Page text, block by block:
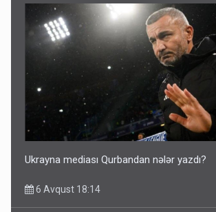
Ukrayna mediası Qurbandan nələr yazdı?
6 Avqust 18:14